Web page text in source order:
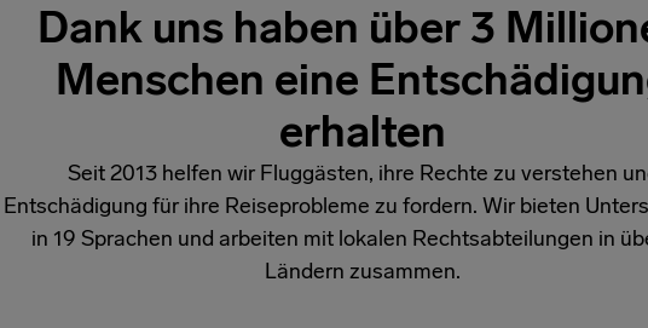
Dank uns haben über 3
Menschen eine
erhalten
Seit 2013 helfen wir Fluggästen, ihre Rechte zu verstehen
Entschädigung für ihre Reiseprobleme zu fordern. Wir bieten
in 19 Sprachen und arbeiten mit lokalen Rechtsabteilungen in
Ländern zusammen.